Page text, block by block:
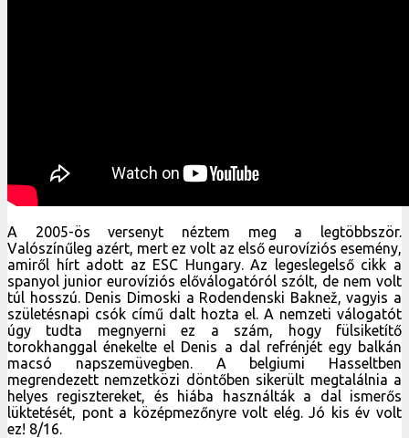
A 2005-ös versenyt néztem meg a legtöbbször.
Valószínűleg azért, mert ez volt az első eurovíziós esemény,
amiről hírt adott az ESC Hungary. Az legeslegelső cikk a
spanyol junior eurovíziós előválogatóról szólt, de nem volt
túl hosszú. Denis Dimoski a Rodendenski Baknež, vagyis a
születésnapi csók című dalt hozta el. A nemzeti válogatót
úgy tudta megnyerni ez a szám, hogy fülsiketítő
torokhanggal énekelte el Denis a dal refrénjét egy balkán
macsó napszemüvegben. A belgiumi Hasseltben
megrendezett nemzetközi döntőben sikerült megtalálnia a
helyes regisztereket, és hiába használták a dal ismerős
lüktetését, pont a középmezőnyre volt elég. Jó kis év volt
ez! 8/16.